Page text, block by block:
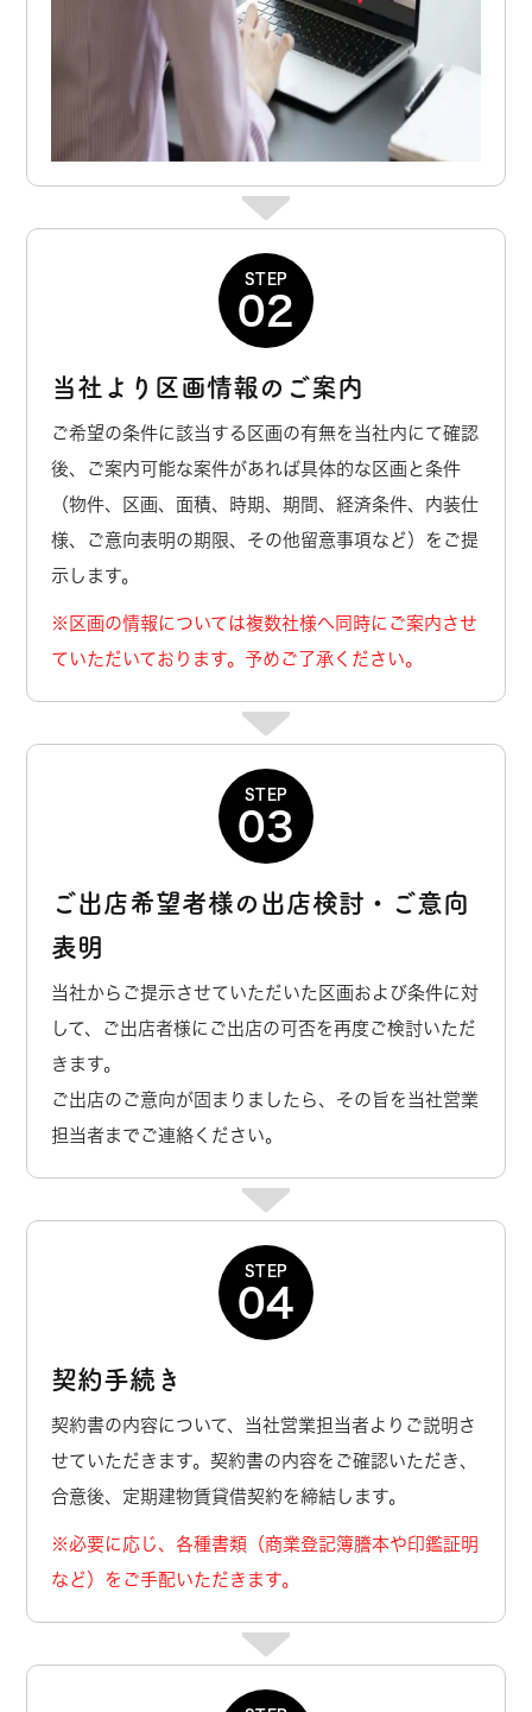
STEP
02
当社より区画情報のご案内
ご希望の条件に該当する区画の有無を当社内にて確認
後、ご案内可能な案件があれば具体的な区画と条件
（物件、区画、面積、時期、期間、経済条件、内装仕
様、ご意向表明の期限、その他留意事項など）をご提
示します。
※区画の情報については複数社様へ同時にご案内させ
ていただいております。予めご了承ください。
STEP
03
ご出店希望者様の出店検討・ご意向
表明
当社からご提示させていただいた区画および条件に対
して、ご出店者様にご出店の可否を再度ご検討いただ
きます。
ご出店のご意向が固まりましたら、その旨を当社営業
担当者までご連絡ください。
STEP
04
契約手続き
契約書の内容について、当社営業担当者よりご説明さ
せていただきます。契約書の内容をご確認いただき、
合意後、定期建物賃貸借契約を締結します。
※必要に応じ、各種書類（商業登記簿謄本や印鑑証明
など）をご手配いただきます。